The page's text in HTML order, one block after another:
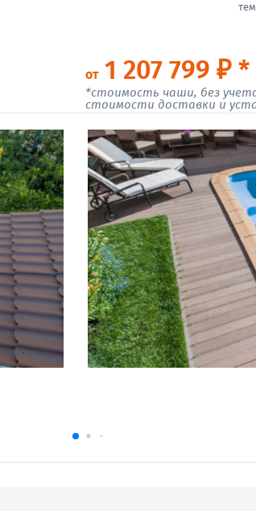
от1 207 799 ₽ *
*стоимость чаши, без
стоимости доставки и